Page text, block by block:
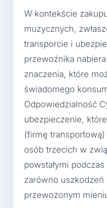
W kontekście
muzycznych,
transporcie i
przewoźnika
znaczenia, które
świadomego
Odpowiedzialność
ubezpieczenie,
(firmę
osób trzecich w
powstałymi
zarówno uszkodzeń
przewożonym